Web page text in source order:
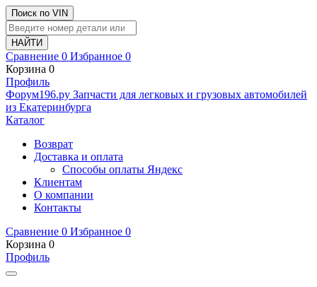
Поиск по VIN
Сравнение 0 Избранное 0
Корзина 0
Профиль
Фoрум196.ру Запчасти для легковых и грузовых автомобилей
из Екатеринбурга
Каталог
Возврат
Доставка и оплата
Способы оплаты Яндекс
Клиентам
О компании
Контакты
Сравнение 0 Избранное 0
Корзина 0
Профиль